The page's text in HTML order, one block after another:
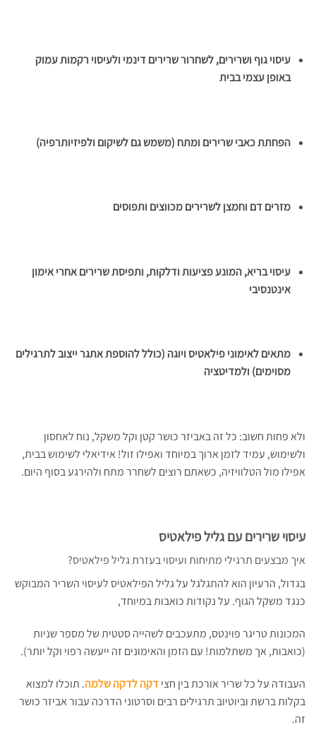
עיסוי גוף ושרירים, לשחרור שרירים דינמי ולעיסוי רקמות עמוק
באופן עצמי בבית
הפחתת כאבי שרירים ומתח (משמש גם לשיקום ולפיזיותרפיה)
מזרים דם וחמצן לשרירים מכווצים ותפוסים
עיסוי בריא, המונע פציעות ודלקות, ותפיסת שרירים אחרי אימון
אינטנסיבי
מתאים לאימוני פילאטיס ויוגה (כולל להוספת אתגר ייצוב לתרגילים
מסוימים) ולמדיטציה
ולא פחות חשוב: כל זה באביזר כושר קטן וקל משקל, נוח לאחסון
ולשימוש, עמיד לזמן ארוך במיוחד ואפילו זול! אידיאלי לשימוש בבית,
אפילו מול הטלוויזיה, כשאתם רוצים לשחרר מתח ולהירגע בסוף היום.
עיסוי שרירים עם גליל פילאטיס
איך מבצעים תרגילי מתיחות ועיסוי בעזרת גליל פילאטיס?
בגדול, הרעיון הוא להתגלגל על גליל הפילאטיס לעיסוי השריר המבוקש
כנגד משקל הגוף. על נקודות כואבות במיוחד,
המכונות טריגר פוינטס, מתעכבים לשהייה סטטית של מספר שניות
(כואבות, אך משתלמות! עם הזמן והאימונים זה ייעשה רפוי וקל יותר).
העבודה על כל שריר אורכת בין חצידקה לדקה שלמה. תוכלו למצוא
בקלות ברשת וביוטיוב תרגילים רבים וסרטוני הדרכה עבור אביזר כושר
זה.